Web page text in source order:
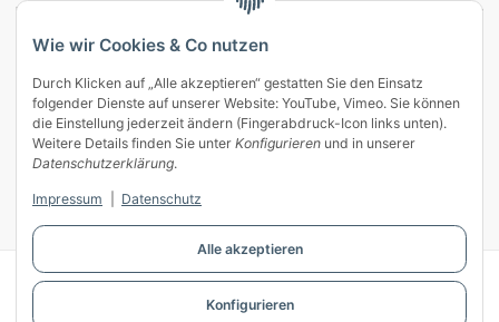
Alle akzeptieren
Konfigurieren
Wie wir Cookies & Co nutzen
Durch Klicken auf „Alle akzeptieren“ gestatten Sie den Einsatz
folgender Dienste auf unserer Website: YouTube, Vimeo. Sie können
die Einstellung jederzeit ändern (Fingerabdruck-Icon links unten).
Weitere Details finden Sie unter Konfigurieren und in unserer
Datenschutzerklärung.
Impressum Datenschutz
Informationen
Gesetzliche Informationen
Vertrag widerrufen
Zahlung & Versand
Mein Kundenkonto
Streitschlichtung
Unsere Herstellermarken
Powered byJTL-Shop